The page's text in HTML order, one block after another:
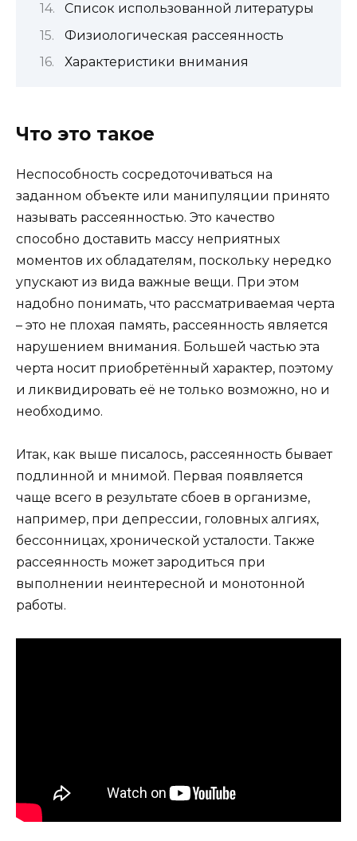
Список использованной литературы
Физиологическая рассеянность
Характеристики внимания
Что это такое
Неспособность сосредоточиваться на
заданном объекте или манипуляции принято
называть рассеянностью. Это качество
способно доставить массу неприятных
моментов их обладателям, поскольку нередко
упускают из вида важные вещи. При этом
надобно понимать, что рассматриваемая черта
– это не плохая память, рассеянность является
нарушением внимания. Большей частью эта
черта носит приобретённый характер, поэтому
и ликвидировать её не только возможно, но и
необходимо.
Итак, как выше писалось, рассеянность бывает
подлинной и мнимой. Первая появляется
чаще всего в результате сбоев в организме,
например, при депрессии, головных алгиях,
бессонницах, хронической усталости. Также
рассеянность может зародиться при
выполнении неинтересной и монотонной
работы.